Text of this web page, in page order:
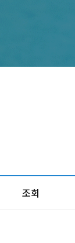
조회